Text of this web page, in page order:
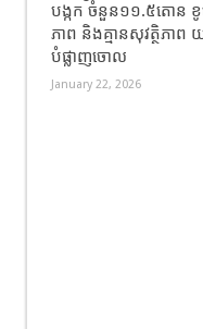
បង្កក ចំនួន១១.៥តោន
ភាព និងគ្មានសុវត្ថិភា
បំផ្លាញចោល
January 22, 2026